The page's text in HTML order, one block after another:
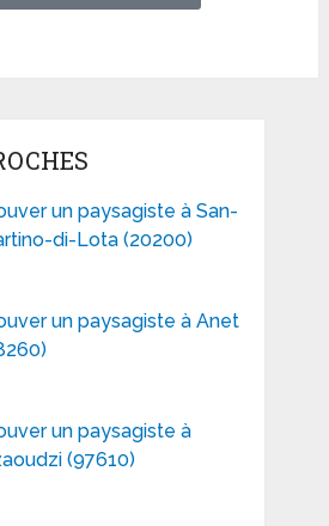
un paysagiste à San-
di-Lota (20200)
un paysagiste à Anet
un paysagiste à
(97610)